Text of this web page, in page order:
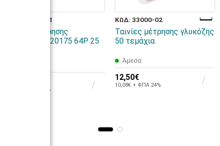
ΚΩΔ: 33000-01
Ταινίες μέτρησης
κρεατινίνης 20175 64P 25
87,90€ + ΦΠΑ 24%
ΚΩΔ: 33000-02
Ταινίες μέτρησης γλυκόζης
50 τεμάχια
Άμεσα
12,50€
10,08€ + ΦΠΑ 24%